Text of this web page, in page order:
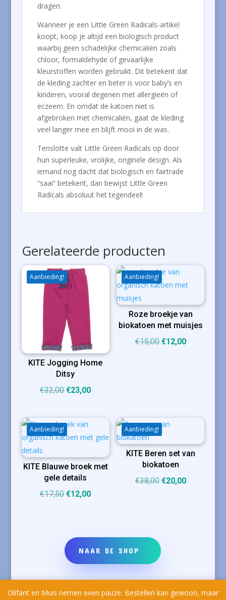
Olifant en Muis nemen even pauze. Bestellen kan gewoon, maar
dragen.
Wanneer je een Little Green Radicals-artikel
koopt, koop je altijd een biologisch product
waarbij geen schadelijke chemicaliën zoals
chloor, formaldehyde of gevaarlijke
kleurstoffen worden gebruikt. Dit betekent dat
de kleding zachter en beter is voor baby’s en
kinderen, vooral degenen met allergieën of
eczeem. En omdat de katoen niet is
afgebroken met chemicaliën, gaat de kleding
veel langer mee en blijft mooi in de was.
Tenslotte valt Little Green Radicals op door
hun superleuke, vrolijke, originele design. Als
iemand nog dacht dat biologisch en fairtrade
“saai” betekent, dan bewijst Little Green
Radicals absoluut het tegendeel!
Gerelateerde producten
Aanbieding!
KITE Jogging Home
Ditsy
€32,00 Oorspronkelijke
€32,00.
€23,00Huidige
Aanbieding!
Roze broekje van
biokatoen met muisjes
€15,00 Oorspronkelijke
€12,00Huidige
Aanbieding!
KITE Blauwe broek met
gele details
€17,50 Oorspronkelijke
€12,00Huidige
Aanbieding!
KITE Beren set van
biokatoen
€38,00 Oorspronkelijke
€20,00Huidige
NAAR DE SHOP